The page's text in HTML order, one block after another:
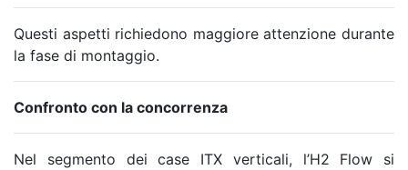
Questi aspetti richiedono maggiore attenzione durante
la fase di montaggio.
Confronto con la concorrenza
Nel segmento dei case ITX verticali, l’H2 Flow si